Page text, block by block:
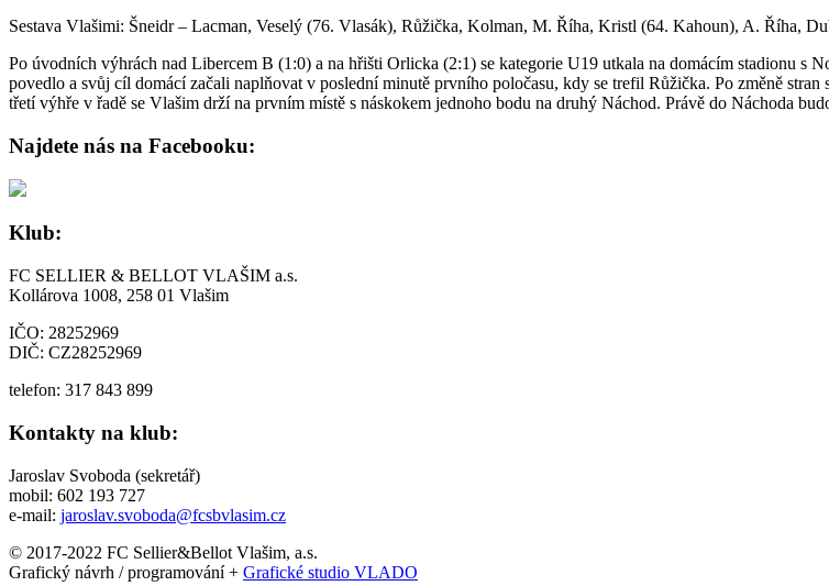
Sestava Vlašimi: Šneidr – Lacman, Veselý (76. Vlasák), Růžička, Kolman, M. Říha, Kristl (64. Kahoun), A. Říha,
Po úvodních výhrách nad Libercem B (1:0) a na hřišti Orlicka (2:1) se kategorie U19 utkala na domácím stadionu s
povedlo a svůj cíl domácí začali naplňovat v poslední minutě prvního poločasu, kdy se trefil Růžička. Po změně
třetí výhře v řadě se Vlašim drží na prvním místě s náskokem jednoho bodu na druhý Náchod. Právě do Náchoda
Najdete nás na Facebooku:
Klub:
FC SELLIER & BELLOT VLAŠIM a.s.
Kollárova 1008, 258 01 Vlašim
IČO: 28252969
DIČ: CZ28252969
telefon: 317 843 899
Kontakty na klub:
Jaroslav Svoboda (sekretář)
mobil: 602 193 727
e-mail: jaroslav.svoboda@fcsbvlasim.cz
© 2017-2022 FC Sellier&Bellot Vlašim, a.s.
Grafický návrh / programování + Grafické studio VLADO